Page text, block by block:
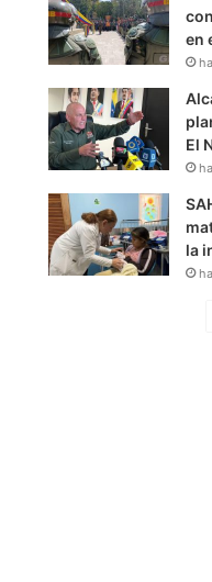
en
El
la